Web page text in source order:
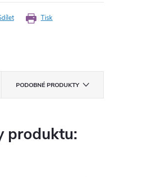
Tisk
PODOBNÉ PRODUKTY
produktu: